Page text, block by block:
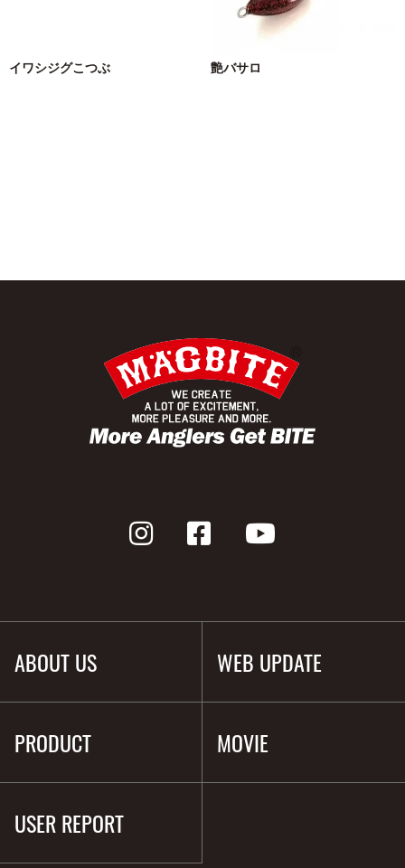
イワシジグこつぶ 艶バサロ
ABOUT US WEB UPDATE
PRODUCT MOVIE
USER REPORT